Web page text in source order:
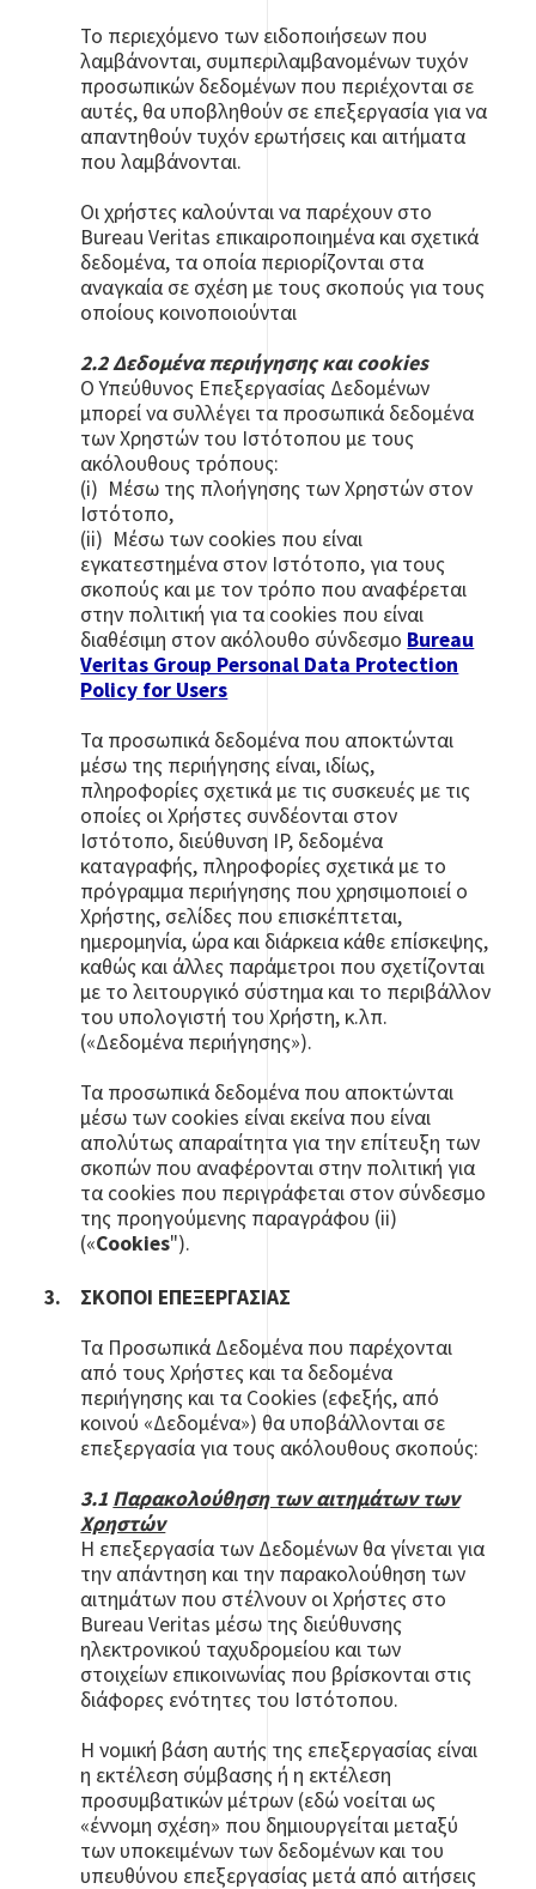
Το περιεχόμενο των ειδοποιήσεων που
λαμβάνονται, συμπεριλαμβανομένων τυχόν
προσωπικών δεδομένων που περιέχονται σε
αυτές, θα υποβληθούν σε επεξεργασία για να
απαντηθούν τυχόν ερωτήσεις και αιτήματα
που λαμβάνονται.
Οι χρήστες καλούνται να παρέχουν στο
Bureau Veritas επικαιροποιημένα και σχετικά
δεδομένα, τα οποία περιορίζονται στα
αναγκαία σε σχέση με τους σκοπούς για τους
οποίους κοινοποιούνται
2.2 Δεδομένα περιήγησης και cookies
Ο Υπεύθυνος Επεξεργασίας Δεδομένων
μπορεί να συλλέγει τα προσωπικά δεδομένα
των Χρηστών του Ιστότοπου με τους
ακόλουθους τρόπους:
(i) Μέσω της πλοήγησης των Χρηστών στον
Ιστότοπο,
(ii) Μέσω των cookies που είναι
εγκατεστημένα στον Ιστότοπο, για τους
σκοπούς και με τον τρόπο που αναφέρεται
στην πολιτική για τα cookies που είναι
διαθέσιμη στον ακόλουθο σύνδεσμο Bureau
Veritas Group Personal Data Protection
Policy for Users
Τα προσωπικά δεδομένα που αποκτώνται
μέσω της περιήγησης είναι, ιδίως,
πληροφορίες σχετικά με τις συσκευές με τις
οποίες οι Χρήστες συνδέονται στον
Ιστότοπο, διεύθυνση IP, δεδομένα
καταγραφής, πληροφορίες σχετικά με το
πρόγραμμα περιήγησης που χρησιμοποιεί ο
Χρήστης, σελίδες που επισκέπτεται,
ημερομηνία, ώρα και διάρκεια κάθε επίσκεψης,
καθώς και άλλες παράμετροι που σχετίζονται
με το λειτουργικό σύστημα και το περιβάλλον
του υπολογιστή του Χρήστη, κ.λπ.
(«Δεδομένα περιήγησης»).
Τα προσωπικά δεδομένα που αποκτώνται
μέσω των cookies είναι εκείνα που είναι
απολύτως απαραίτητα για την επίτευξη των
σκοπών που αναφέρονται στην πολιτική για
τα cookies που περιγράφεται στον σύνδεσμο
της προηγούμενης παραγράφου (ii)
(«Cookies").
ΣΚΟΠΟΙ ΕΠΕΞΕΡΓΑΣΙΑΣ
Τα Προσωπικά Δεδομένα που παρέχονται
από τους Χρήστες και τα δεδομένα
περιήγησης και τα Cookies (εφεξής, από
κοινού «Δεδομένα») θα υποβάλλονται σε
επεξεργασία για τους ακόλουθους σκοπούς:
3.1 Παρακολούθηση των αιτημάτων των
Χρηστών
Η επεξεργασία των Δεδομένων θα γίνεται για
την απάντηση και την παρακολούθηση των
αιτημάτων που στέλνουν οι Χρήστες στο
Bureau Veritas μέσω της διεύθυνσης
ηλεκτρονικού ταχυδρομείου και των
στοιχείων επικοινωνίας που βρίσκονται στις
διάφορες ενότητες του Ιστότοπου.
Η νομική βάση αυτής της επεξεργασίας είναι
η εκτέλεση σύμβασης ή η εκτέλεση
προσυμβατικών μέτρων (εδώ νοείται ως
«έννομη σχέση» που δημιουργείται μεταξύ
των υποκειμένων των δεδομένων και του
υπευθύνου επεξεργασίας μετά από αιτήσεις